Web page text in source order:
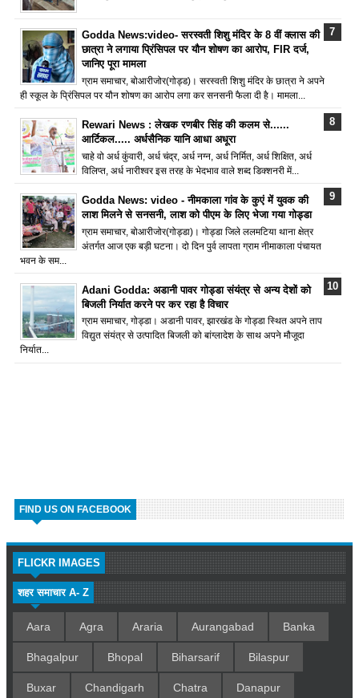
Godda News:video- सरस्वती शिशु मंदिर के 8 वीं क्लास की
छात्रा ने लगाया प्रिंसिपल पर यौन शोषण का आरोप, FIR दर्ज,
जानिए पूरा मामला
ग्राम समाचार, बोआरीजोर(गोड्ड)। सरस्वती शिशु मंदिर के छात्रा ने अपने
ही स्कूल के प्रिंसिपल पर यौन शोषण का आरोप लगा कर सनसनी फैला दी है। मामला...
Rewari News : लेखक रणबीर सिंह की कलम से......
आर्टिकल..... अर्धसैनिक यानि आधा अधूरा
चाहे वो अर्ध कुंवारी, अर्ध चंद्र, अर्ध नग्न, अर्ध निर्मित, अर्ध शिक्षित, अर्ध
विलिप्त, अर्ध नारीश्वर इस तरह के भेदभाव वाले शब्द डिक्शनरी में...
Godda News: video - नीमकाला गांव के कुएं में युवक की
लाश मिलने से सनसनी, लाश को पीएम के लिए भेजा गया गोड्डा
ग्राम समाचार, बोआरीजोर(गोड्डा)। गोड्डा जिले ललमटिया थाना क्षेत्र
अंतर्गत आज एक बड़ी घटना। दो दिन पुर्व लापता ग्राम नीमाकाला पंचायत
भवन के सम...
Adani Godda: अडानी पावर गोड्डा संयंत्र से अन्य देशों को
बिजली निर्यात करने पर कर रहा है विचार
ग्राम समाचार, गोड्डा। अडानी पावर, झारखंड के गोड्डा स्थित अपने ताप
विद्युत संयंत्र से उत्पादित बिजली को बांग्लादेश के साथ अपने मौजूदा
निर्यात...
FIND US ON FACEBOOK
FLICKR IMAGES
शहर समाचार A- Z
Aara Agra Araria Aurangabad Banka
Bhagalpur Bhopal Biharsarif Bilaspur
Buxar Chandigarh Chatra Danapur